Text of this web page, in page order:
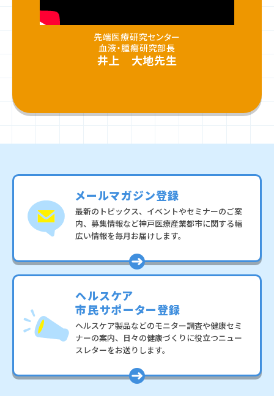
先端医療研究センター
血液・腫瘍研究部長
井上 大地先生
メールマガジン登録
最新のトピックス、イベントやセミナーのご案
内、募集情報など神戸医療産業都市に関する幅
広い情報を毎月お届けします。
ヘルスケア
市民サポーター登録
ヘルスケア製品などのモニター調査や健康セミ
ナーの案内、 日々の健康づくりに役立つニュー
スレターをお送りします。